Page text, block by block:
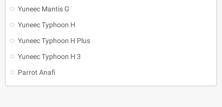
Yuneec Mantis G
Yuneec Typhoon H
Yuneec Typhoon H Plus
Yuneec Typhoon H 3
Parrot Anafi